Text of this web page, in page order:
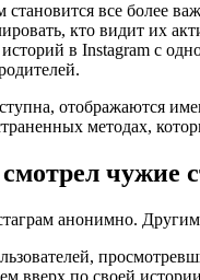
все более
кто видит их
в Instagram с
отображаются
методах,
чужие
анонимно.